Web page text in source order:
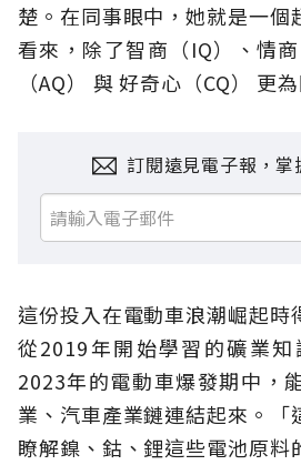
楚。在同事眼中，她就是一個
看來，除了智商（IQ）、情
（AQ） 與 好奇心（CQ） 更
訂閱遠見電子報，掌
這份投入在電動車浪潮崛起時
從2019年開始學習的礦業
2023年的電動車爆發期中，
業、汽車產業鏈連結起來。「
瞭解鎳、鈷、鋰這些電池原料